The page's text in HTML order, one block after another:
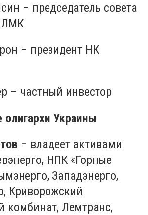
– председатель совета
– президент НК
– частный инвестор
Украины
– владеет активами
НПК «Горные
Западэнерго,
Криворожский
комбинат, Лемтранс,